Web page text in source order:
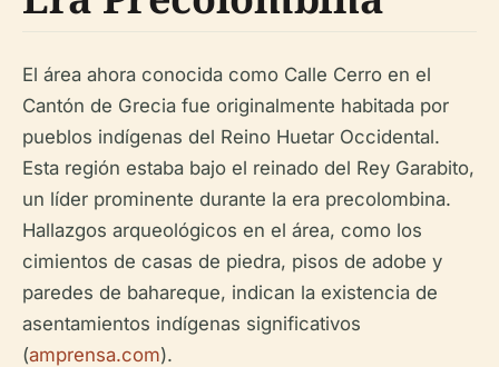
El área ahora conocida como Calle Cerro en el
Cantón de Grecia fue originalmente habitada por
pueblos indígenas del Reino Huetar Occidental.
Esta región estaba bajo el reinado del Rey Garabito,
un líder prominente durante la era precolombina.
Hallazgos arqueológicos en el área, como los
cimientos de casas de piedra, pisos de adobe y
paredes de bahareque, indican la existencia de
asentamientos indígenas significativos
(amprensa.com).